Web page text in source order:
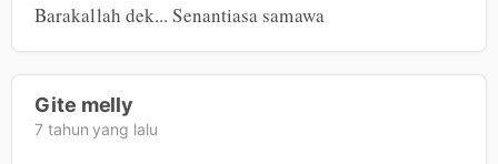
Barakallah dek... Senantiasa samawa
Gite melly
7 tahun yang lalu